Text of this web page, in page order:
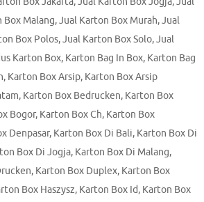
Box Malang,Jual Karton Box Murah,Jual
Box Polos,Jual Karton Box Solo,Jual
Karton Box, Karton Bag In Box, Karton Bag
, Karton Box Arsip, Karton Box Arsip
, Karton Box Bedrucken, Karton Box
Bogor, Karton Box Ch, Karton Box
Denpasar, Karton Box Di Bali, Karton Box Di
Box Di Jogja, Karton Box Di Malang,
, Karton Box Duplex, Karton Box
Box Haszysz, Karton Box Id, Karton Box